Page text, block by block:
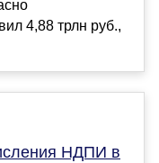
4,88 трлн руб.,
НДПИ в